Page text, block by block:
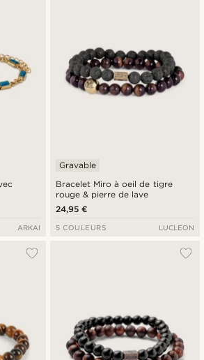
ARKAI
Bracelet Miro à oeil de tigre
rouge & pierre de lave
Gravable
24,95 €
5 COULEURS LUCLEON